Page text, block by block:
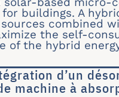
buildings. A
combined
the self-
of the hybrid
d’un
machine à